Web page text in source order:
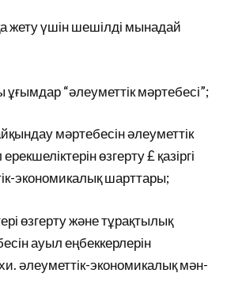
жету үшін шешілді мынадай
“әлеуметтік мәртебесі”;
мәртебесін әлеуметтік
өзгерту £ қазіргі
экономикалық шарттары;
өзгерту және тұрақтылық
ауыл еңбеккерлерін
әлеуметтік-экономикалық мән-